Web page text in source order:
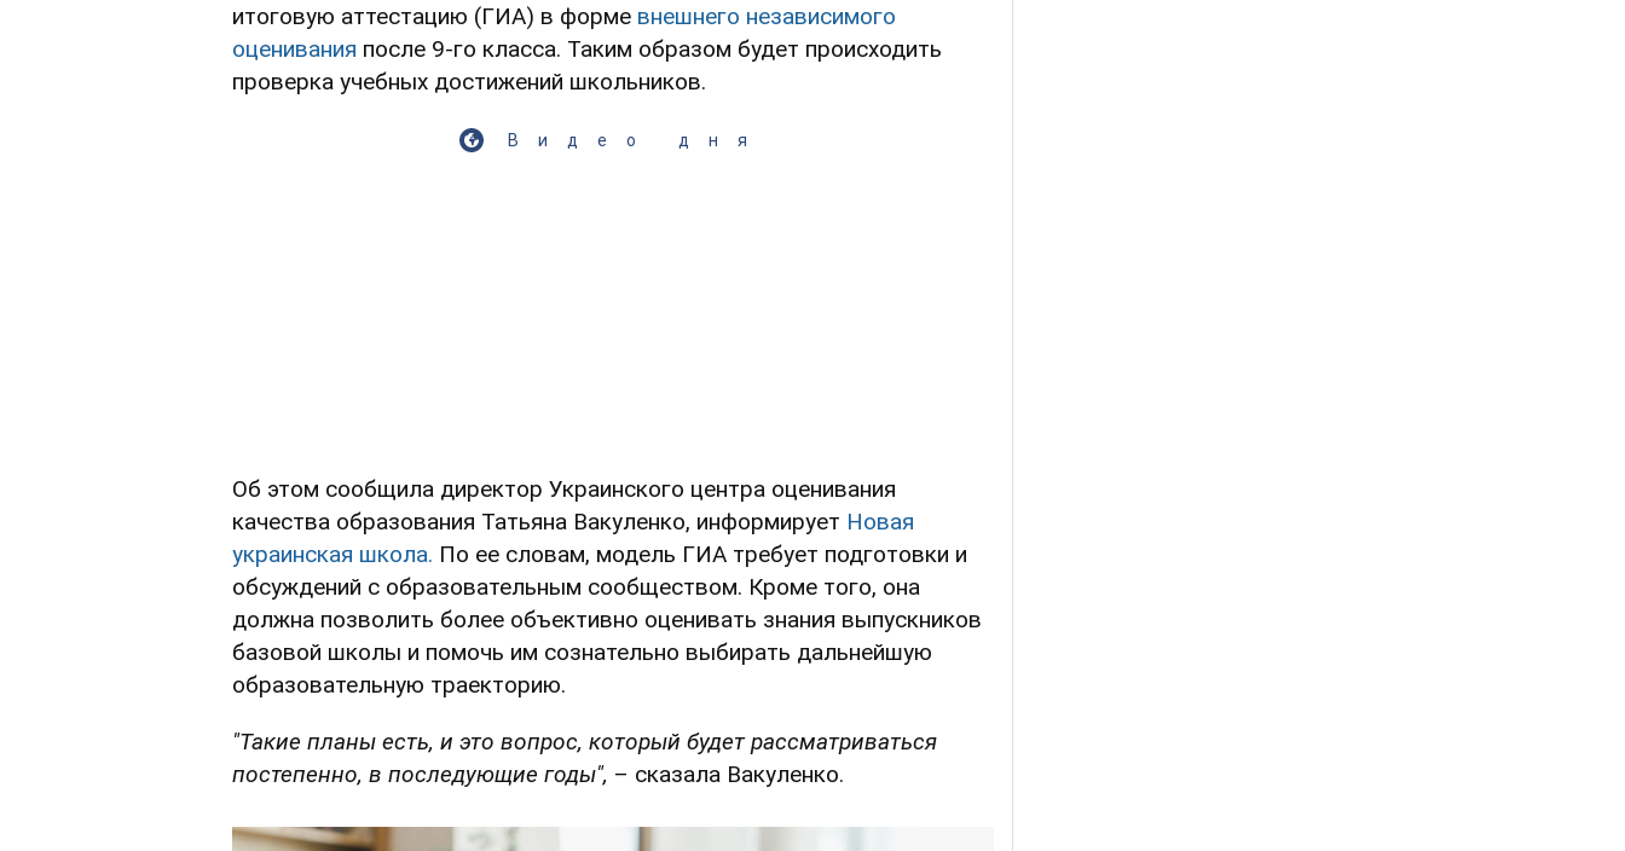
итоговую аттестацию (ГИА) в форме внешнего независимого
оценивания после 9-го класса. Таким образом будет происходить
проверка учебных достижений школьников.
Видео дня
Об этом сообщила директор Украинского центра оценивания
качества образования Татьяна Вакуленко, информирует Новая
украинская школа. По ее словам, модель ГИА требует подготовки и
обсуждений с образовательным сообществом. Кроме того, она
должна позволить более объективно оценивать знания выпускников
базовой школы и помочь им сознательно выбирать дальнейшую
образовательную траекторию.
"Такие планы есть, и это вопрос, который будет рассматриваться
постепенно, в последующие годы", – сказала Вакуленко.